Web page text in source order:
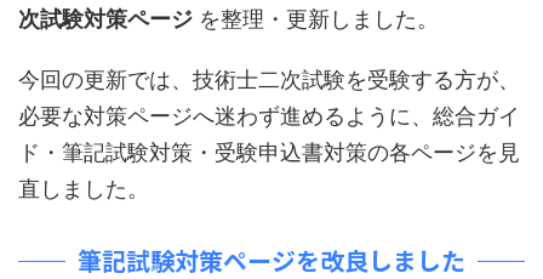
次試験対策ページ を整理・更新しました。
今回の更新では、技術士二次試験を受験する方が、
必要な対策ページへ迷わず進めるように、総合ガイ
ド・筆記試験対策・受験申込書対策の各ページを見
直しました。
筆記試験対策ページを改良しました